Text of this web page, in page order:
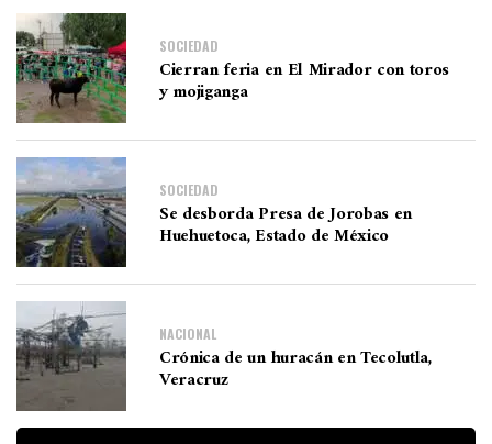
SOCIEDAD
Cierran feria en El Mirador con toros
y mojiganga
SOCIEDAD
Se desborda Presa de Jorobas en
Huehuetoca, Estado de México
NACIONAL
Crónica de un huracán en Tecolutla,
Veracruz